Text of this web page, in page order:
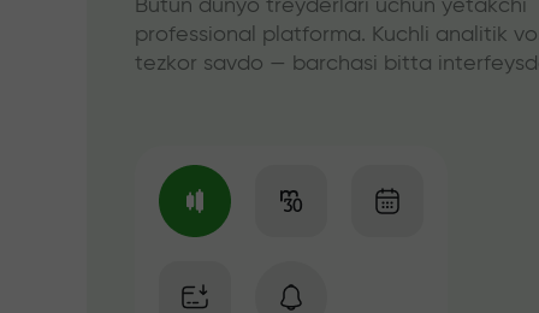
Butun dunyo treyderlari uchun yetakchi
professional platforma. Kuchli analitik
tezkor savdo — barchasi bitta